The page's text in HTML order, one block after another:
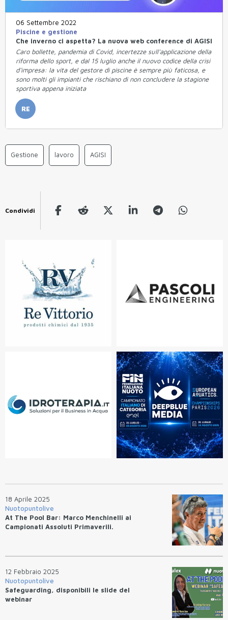
06 Settembre 2022
Piscine e gestione
Che inverno ci aspetta? La nuova web conference di AGISI
Caro bollette, pandemia di Covid, incertezze sull'applicazione della
riforma dello sport, e dal 15 luglio anche il nuovo codice della crisi
d'impresa: la vita del gestore di piscine è sempre più faticosa, e
sono molti gli impianti che rischiano di non concludere la stagione
sportiva appena iniziata
RE
Gestione lavoro AGISI
Condividi
18 Aprile 2025
Nuotopuntolive
At The Pool Bar: Marco Menchinelli ai
Campionati Assoluti Primaverili.
12 Febbraio 2025
Nuotopuntolive
Safeguarding, disponibili le slide del
webinar